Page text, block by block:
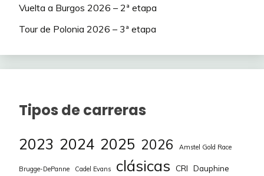
Vuelta a Burgos 2026 – 2ª etapa
Tour de Polonia 2026 – 3ª etapa
Tipos de carreras
2023 2024 2025 2026 Amstel Gold Race
Brugge-DePanne Cadel Evans clásicas CRI Dauphine